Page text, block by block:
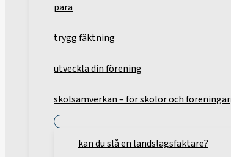
para
trygg fäktning
utveckla din förening
skolsamverkan – för skolor och föreningar
kan du slå en landslagsfäktare?